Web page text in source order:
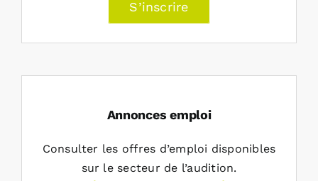
S’inscrire
Annonces emploi
Consulter les offres d’emploi disponibles
sur le secteur de l’audition.